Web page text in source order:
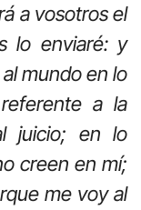
a vosotros el
lo enviaré: y
mundo en lo
a la
juicio; en lo
creen en mí;
me voy al